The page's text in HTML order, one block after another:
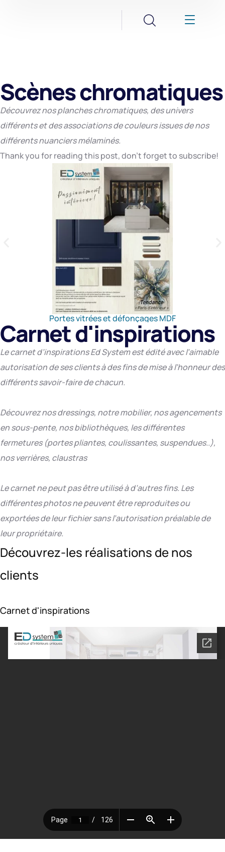
Scènes chromatiques
Découvrez nos planches chromatiques, des univers
différents et des associations de couleurs issues de nos
différents nuanciers mélaminés.
Thank you for reading this post, don't forget to subscribe!
Portes vitrées et défonçages MDF
Carnet d'inspirations
Le carnet d’inspirations Ed System est édité avec l’aimable
autorisation de ses clients à des fins de mise à l’honneur des
différents savoir-faire de chacun.
Découvrez nos dressings, notre mobilier, nos agencements
en sous-pente, nos bibliothèques, les différentes
fermetures (portes pliantes, coulissantes, suspendues..),
nos verrières, claustras
Le carnet ne peut pas être utilisé à d’autres fins. Les
différentes photos ne peuvent être reproduites ou
exportées de leur fichier sans l’autorisation préalable de
leur propriétaire.
Découvrez-les réalisations de nos
clients
Carnet d'inspirations